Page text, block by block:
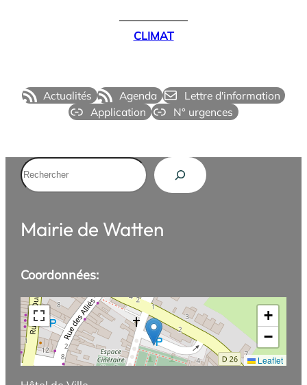
CLIMAT
Actualités Agenda
Lettre d'information
Application
N° urgences
Rechercher
Mairie de Watten
Coordonnées:
+
−
Leaflet